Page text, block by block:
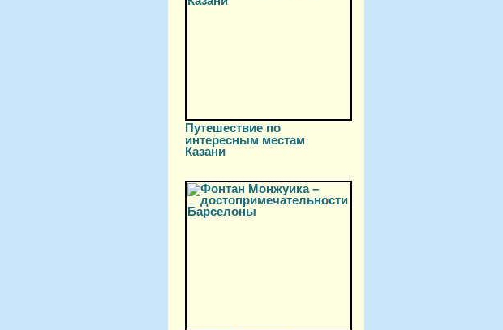
Путешествие по
интересным местам
Казани